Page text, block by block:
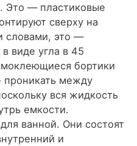
— пластиковые
сверху на
словами, это —
виде угла в 45
бортики
проникать между
вся жидкость
емкости.
ванной. Они состоят
и